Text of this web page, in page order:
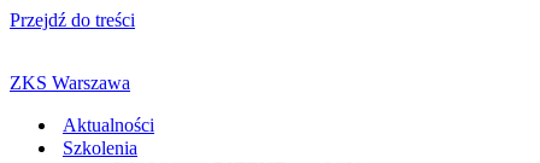
Przejdź do treści
ZKS Warszawa
Aktualności
Szkolenia